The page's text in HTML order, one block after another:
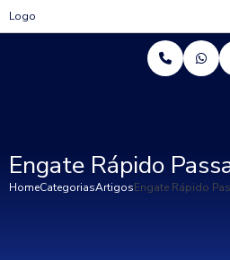
Logo
HomeCategoriasArtigosEngate Rápido
Engate Rápido